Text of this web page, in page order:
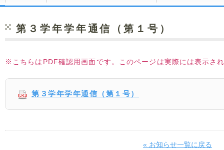
第３学年学年通信（第１号）
※こちらはPDF確認用画面です。このページは実際には表示さ
第３学年学年通信（第１号）
« お知らせ一覧に戻る